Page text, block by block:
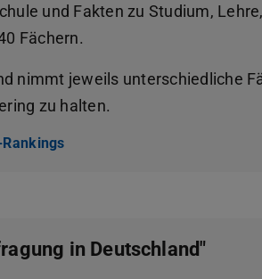
und Fakten zu Studium, Lehre,
Fächern.
nimmt jeweils unterschiedliche
zu halten.
in Deutschland"